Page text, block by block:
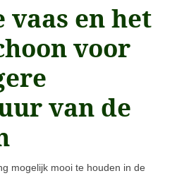
vaas en het
voor
van de
mogelijk mooi te houden in de